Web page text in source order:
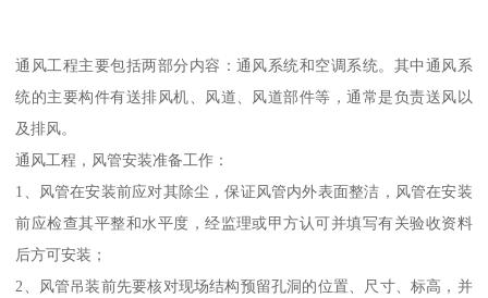
通风工程主要包括两部分内容：通风系统和空调系统。其中通风系
统的主要构件有送排风机、风道、风道部件等，通常是负责送风以
及排风。
通风工程，风管安装准备工作：
1、风管在安装前应对其除尘，保证风管内外表面整洁，风管在安装
前应检查其平整和水平度，经监理或甲方认可并填写有关验收资料
后方可安装；
2、风管吊装前先要核对现场结构预留孔洞的位置、尺寸、标高，并